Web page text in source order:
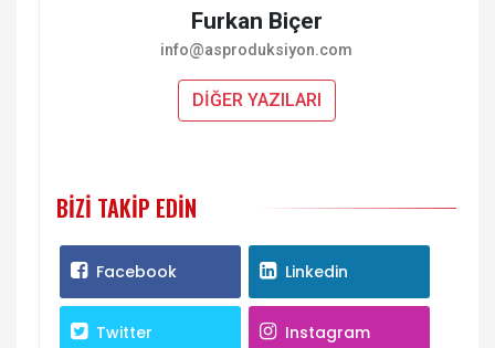
Furkan Biçer
info@asproduksiyon.com
DİĞER YAZILARI
BIZI TAKIP EDIN
Facebook Linkedin
Twitter Instagram